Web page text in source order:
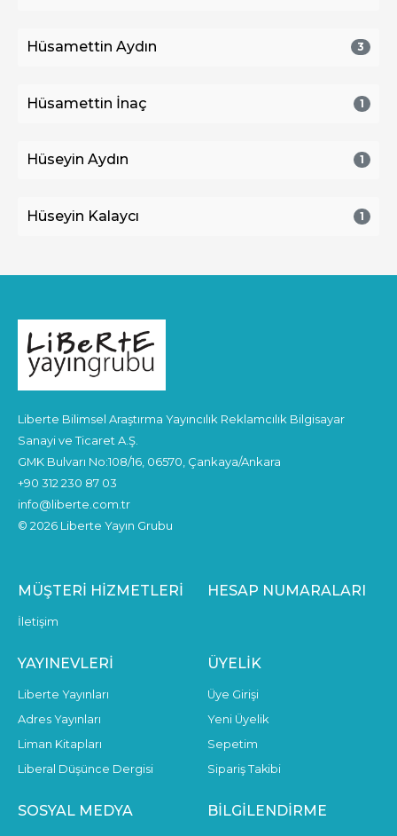
Hüsamettin Aydın 3
Hüsamettin İnaç 1
Hüseyin Aydın 1
Hüseyin Kalaycı 1
Liberte Bilimsel Araştırma Yayıncılık Reklamcılık Bilgisayar
Sanayi ve Ticaret A.Ş.
GMK Bulvarı No:108/16, 06570, Çankaya/Ankara
+90 312 230 87 03
info@liberte.com.tr
© 2026 Liberte Yayın Grubu
MÜŞTERI HIZMETLERI
İletişim
HESAP NUMARALARI
YAYINEVLERI
Liberte Yayınları
Adres Yayınları
Liman Kitapları
Liberal Düşünce Dergisi
ÜYELIK
Üye Girişi
Yeni Üyelik
Sepetim
Sipariş Takibi
SOSYAL MEDYA BILGILENDIRME